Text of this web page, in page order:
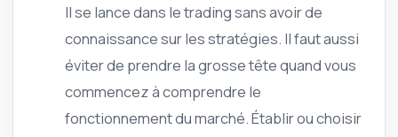
Il se lance dans le trading sans avoir de
connaissance sur les stratégies. Il faut aussi
éviter de prendre la grosse tête quand vous
commencez à comprendre le
fonctionnement du marché. Établir ou choisir